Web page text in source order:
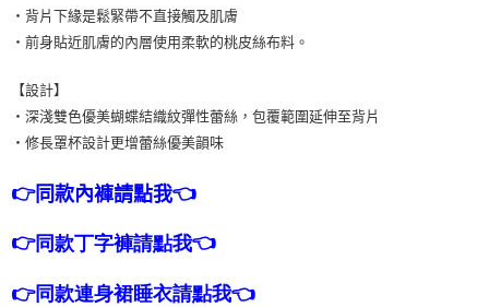
・背片下緣是鬆緊帶不直接觸及肌膚
・前身貼近肌膚的內層使用柔軟的桃皮絲布料。
【設計】
・深淺雙色優美蝴蝶結織紋彈性蕾絲，包覆範圍延伸至背片
・修長罩杯設計更增蕾絲優美韻味
👉同款內褲請點我👈
👉同款丁字褲請點我👈
👉同款連身裙睡衣請點我👈